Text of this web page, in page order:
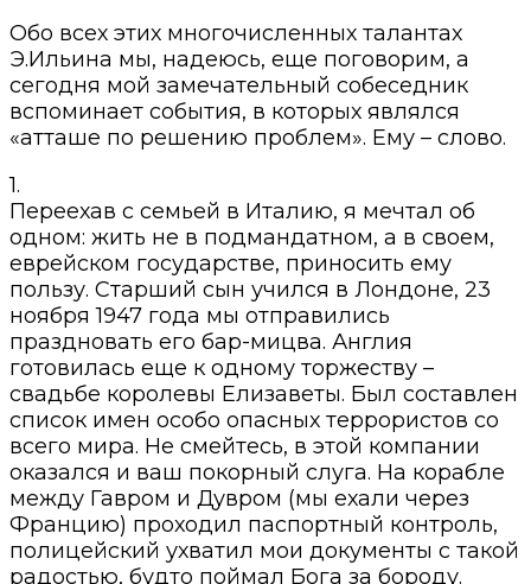
Обо всех этих многочисленных талантах
Э.Ильина мы, надеюсь, еще поговорим, а
сегодня мой замечательный собеседник
вспоминает события, в которых являлся
«атташе по решению проблем». Ему – слово.
1.
Переехав с семьей в Италию, я мечтал об
одном: жить не в подмандатном, а в своем,
еврейском государстве, приносить ему
пользу. Старший сын учился в Лондоне, 23
ноября 1947 года мы отправились
праздновать его бар-мицва. Англия
готовилась еще к одному торжеству –
свадьбе королевы Елизаветы. Был составлен
список имен особо опасных террористов со
всего мира. Не смейтесь, в этой компании
оказался и ваш покорный слуга. На корабле
между Гавром и Дувром (мы ехали через
Францию) проходил паспортный контроль,
полицейский ухватил мои документы с такой
радостью, будто поймал Бога за бороду.